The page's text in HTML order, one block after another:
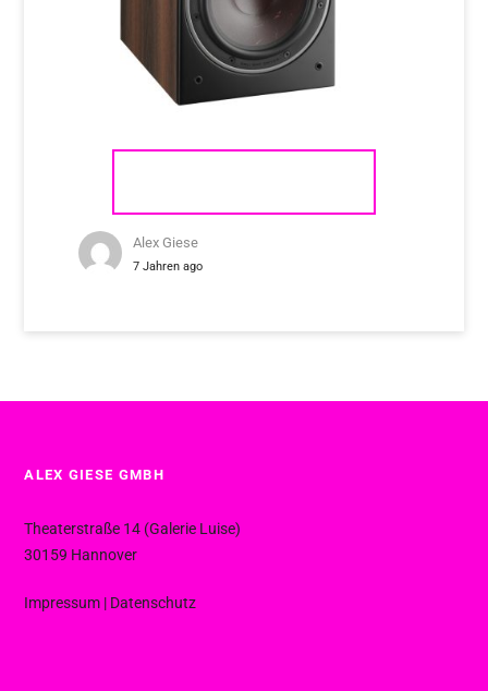
Alex Giese
7 Jahren ago
ALEX GIESE GMBH
Theaterstraße 14 (Galerie Luise)
30159 Hannover
Impressum | Datenschutz